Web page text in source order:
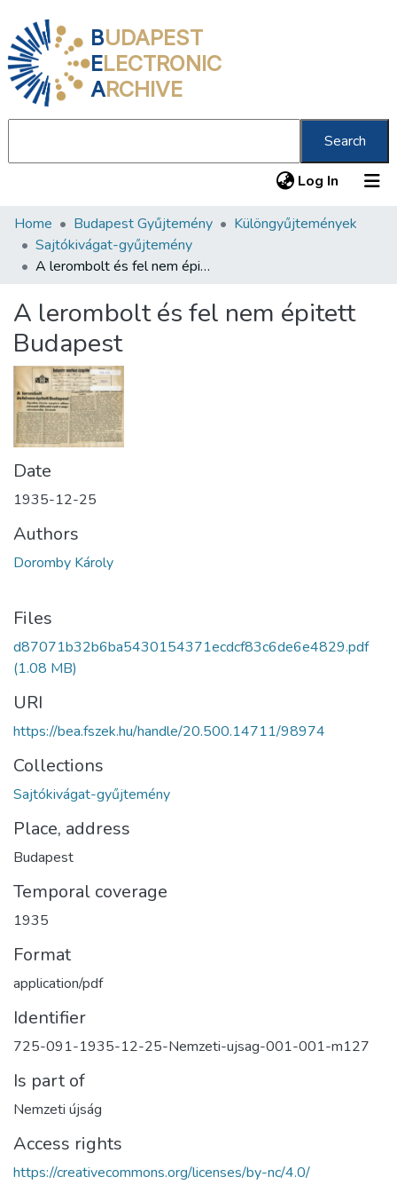
BUDAPEST
ELECTRONIC
ARCHIVE
Search
Log In (current)
Communities & Collections
All of DSpace
About us
Home Budapest Gyűjtemény
Különgyűjtemények
Sajtókivágat-gyűjtemény
A lerombolt és fel nem épitett Budapest
A lerombolt és fel nem épitett
Budapest
Date
1935-12-25
Authors
Doromby Károly
Files
d87071b32b6ba5430154371ecdcf83c6de6e4829.pdf
(1.08 MB)
URI
https://bea.fszek.hu/handle/20.500.14711/98974
Collections
Sajtókivágat-gyűjtemény
Place, address
Budapest
Temporal coverage
1935
Format
application/pdf
Identifier
725-091-1935-12-25-Nemzeti-ujsag-001-001-m127
Is part of
Nemzeti újság
Access rights
https://creativecommons.org/licenses/by-nc/4.0/